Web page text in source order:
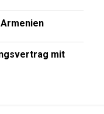
mit